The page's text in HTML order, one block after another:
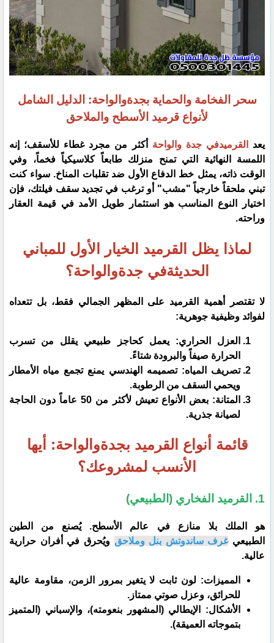
سحر الفخامة والحماية بجدةوالواحة: الدليل الشامل
لأنواع قرميد الأسطح والملاحق
​يعد القرميدفي جدة والواحة أكثر من مجرد غطاء للأسقف؛ إنه
اللمسة النهائية التي تمنح منزلك طابعاً كلاسيكياً فخماً، وفي
الوقت ذاته، يمثل خط الدفاع الأول ضد تقلبات المناخ. سواء كنت
تبني ملحقاً خارجياً "مشب" أو ترغب في تجديد سقف فيلتك، فإن
اختيار النوع المناسب هو استثمار طويل الأمد في قيمة العقار
وراحته.
لماذا يظل القرميد الخيار الأول للمباني
الحديثةفي جدةوالواحة؟
​لا تقتصر أهمية القرميد على المظهر الجمالي فقط، بل تتعداه
لفوائد وظيفية جوهرية:
​العزل الحراري: يعمل كحاجز طبيعي يقلل من تسرب
الحرارة صيفاً والبرودة شتاءً.
​تصريف المياه: تصميمه الهندسي يمنع تجمع مياه الأمطار
ويحمي السقف من الرطوبة.
​المتانة: بعض الأنواع تعيش لأكثر من 50 عاماً دون الحاجة
لصيانة جذرية.
​قائمة أنواع القرميد بجدةوالواحة: أيها
الأنسب لمشروعك؟
1. القرميد الفخاري (الطبيعي)
​هو الملك بلا منازع في عالم الأسطح. يُصنع من الطين
الطبيعيغرف ساندوتش بنل وملاحق ويُحرق في أفران حرارية
عالية.
​المميزات: لون ثابت لا يتغير بمرور الزمن، مقاومة عالية
للحرائق، وعزل صوتي ممتاز.
​الأشكال: الإيطالي (المشهور بنعومته)، والإسباني (المتميز
بتموجاته العميقة).